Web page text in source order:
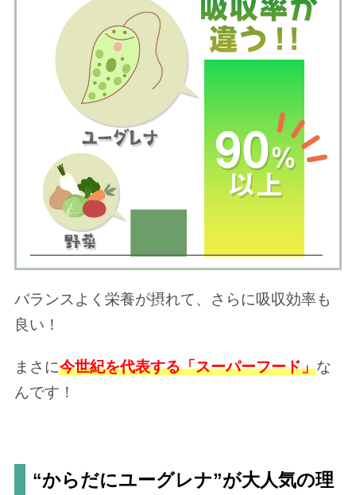
バランスよく栄養が摂れて、さらに吸収効率も
良い！
まさに今世紀を代表する「スーパーフード」な
んです！
“からだにユーグレナ”が大人気の理